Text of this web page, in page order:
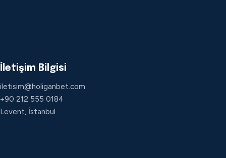
İletişim Bilgisi
iletisim@holiganbet.com
+90 212 555 0184
Levent, İstanbul